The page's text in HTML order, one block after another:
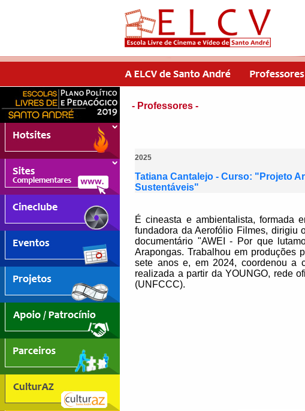
- Professores -
2025
Tatiana Cantalejo - Curso: "Projeto
Sustentáveis"
É cineasta e ambientalista, formada
fundadora da Aerofólio Filmes, dirigiu
documentário "AWEI - Por que
Arapongas. Trabalhou em produções
sete anos e, em 2024, coordenou a
realizada a partir da YOUNGO, rede
(UNFCCC).